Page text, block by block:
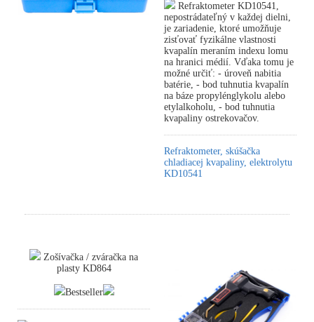
Refraktometer KD10541,
nepostrádateľný v každej dielni,
je zariadenie, ktoré umožňuje
zisťovať fyzikálne vlastnosti
kvapalín meraním indexu lomu
na hranici médií. Vďaka tomu je
možné určiť: - úroveň nabitia
batérie, - bod tuhnutia kvapalín
na báze propylénglykolu alebo
etylalkoholu, - bod tuhnutia
kvapaliny ostrekovačov.
Refraktometer, skúšačka
chladiacej kvapaliny, elektrolytu
KD10541
Zošívačka / zváračka na
plasty KD864
Bestseller